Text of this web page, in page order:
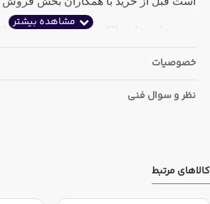
مشخصات خازن الکترولیت10 میکرو فاراد 25
رنگ: سبز
خصوصیات
نظر و سوال فنی
کالاهای مرتبط